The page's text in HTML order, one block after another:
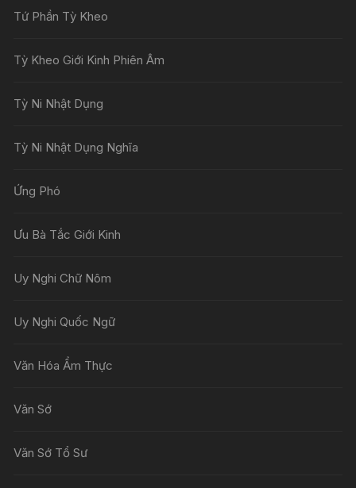
Tứ Phần Tỳ Kheo
Tỳ Kheo Giới Kinh Phiên Âm
Tỳ Ni Nhật Dụng
Tỳ Ni Nhật Dụng Nghĩa
Ứng Phó
Ưu Bà Tắc Giới Kinh
Uy Nghi Chữ Nôm
Uy Nghi Quốc Ngữ
Văn Hóa Ẩm Thực
Văn Sớ
Văn Sớ Tổ Sư